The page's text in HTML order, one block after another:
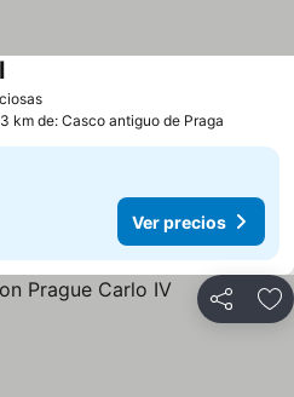
km de: Casco antiguo de Praga
Ver precios
Compartir